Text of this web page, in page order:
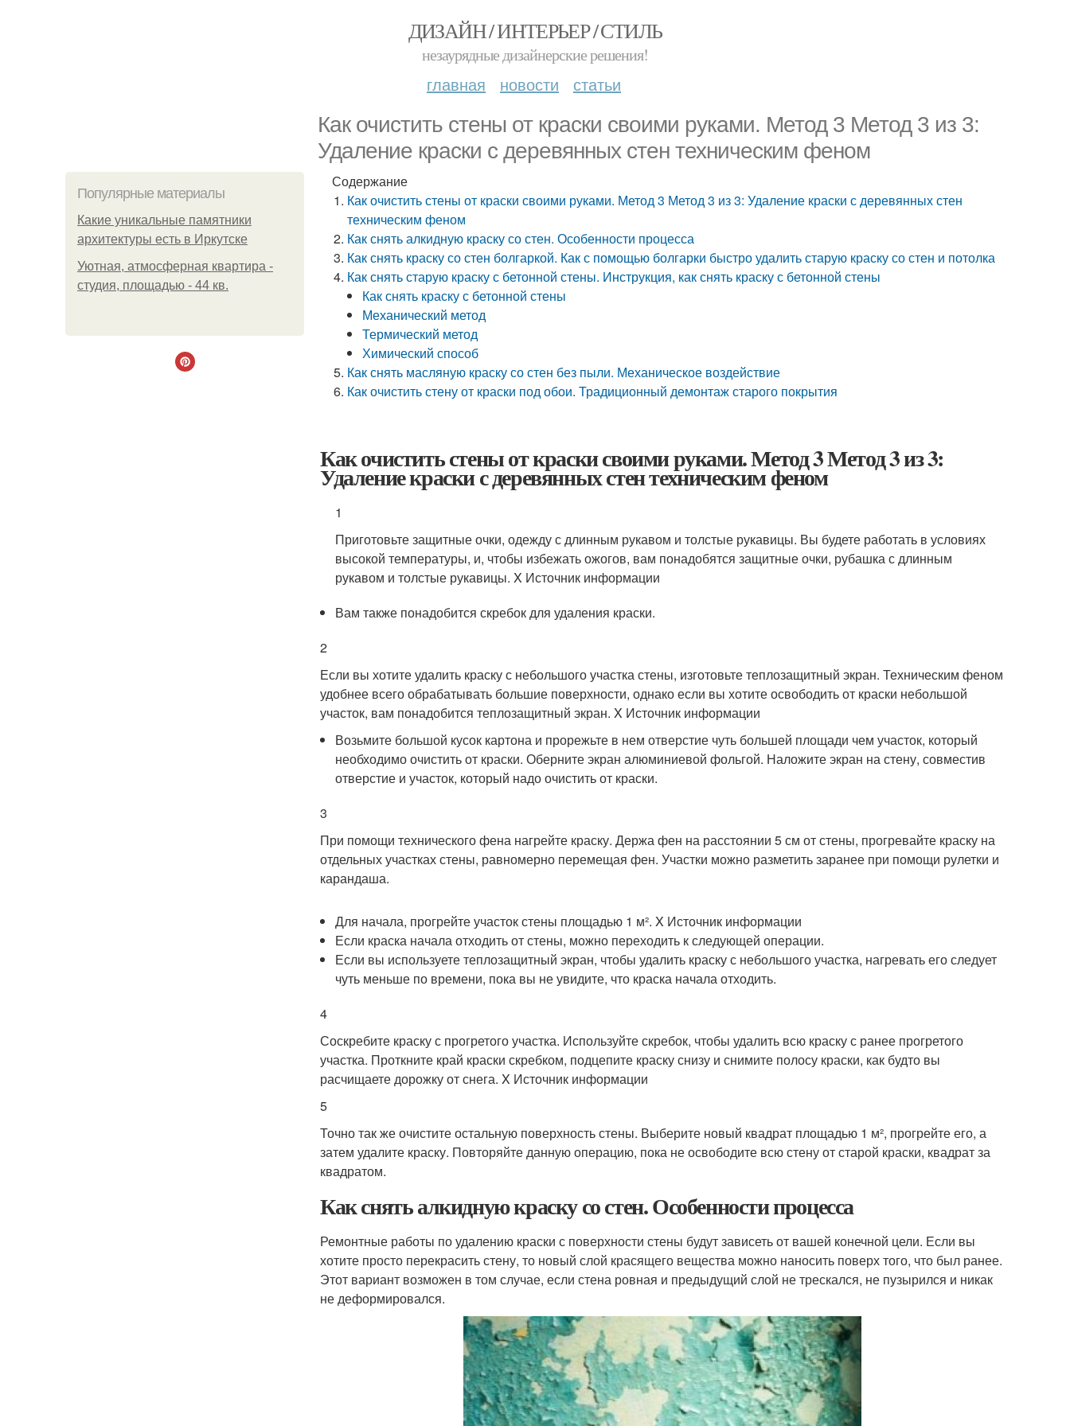
ДИЗАЙН / ИНТЕРЬЕР / СТИЛЬ
незаурядные дизайнерские решения!
главная новости статьи
Как очистить стены от краски своими руками. Метод 3 Метод 3 из 3:
Удаление краски с деревянных стен техническим феном
Популярные материалы
Какие уникальные памятники
архитектуры есть в Иркутске
Уютная, атмосферная квартира -
студия, площадью - 44 кв.
Содержание
Как очистить стены от краски своими руками. Метод 3 Метод 3 из 3: Удаление краски с деревянных стен
техническим феном
Как снять алкидную краску со стен. Особенности процесса
Как снять краску со стен болгаркой. Как с помощью болгарки быстро удалить старую краску со стен и потолка
Как снять старую краску с бетонной стены. Инструкция, как снять краску с бетонной стены
Как снять краску с бетонной стены
Механический метод
Термический метод
Химический способ
Как снять масляную краску со стен без пыли. Механическое воздействие
Как очистить стену от краски под обои. Традиционный демонтаж старого покрытия
Как очистить стены от краски своими руками. Метод 3 Метод 3 из 3:
Удаление краски с деревянных стен техническим феном
1
Приготовьте защитные очки, одежду с длинным рукавом и толстые рукавицы. Вы будете работать в условиях
высокой температуры, и, чтобы избежать ожогов, вам понадобятся защитные очки, рубашка с длинным
рукавом и толстые рукавицы. X Источник информации
Вам также понадобится скребок для удаления краски.
2
Если вы хотите удалить краску с небольшого участка стены, изготовьте теплозащитный экран. Техническим феном
удобнее всего обрабатывать большие поверхности, однако если вы хотите освободить от краски небольшой
участок, вам понадобится теплозащитный экран. X Источник информации
Возьмите большой кусок картона и прорежьте в нем отверстие чуть большей площади чем участок, который
необходимо очистить от краски. Оберните экран алюминиевой фольгой. Наложите экран на стену, совместив
отверстие и участок, который надо очистить от краски.
3
При помощи технического фена нагрейте краску. Держа фен на расстоянии 5 см от стены, прогревайте краску на
отдельных участках стены, равномерно перемещая фен. Участки можно разметить заранее при помощи рулетки и
карандаша.
Для начала, прогрейте участок стены площадью 1 м². X Источник информации
Если краска начала отходить от стены, можно переходить к следующей операции.
Если вы используете теплозащитный экран, чтобы удалить краску с небольшого участка, нагревать его следует
чуть меньше по времени, пока вы не увидите, что краска начала отходить.
4
Соскребите краску с прогретого участка. Используйте скребок, чтобы удалить всю краску с ранее прогретого
участка. Проткните край краски скребком, подцепите краску снизу и снимите полосу краски, как будто вы
расчищаете дорожку от снега. X Источник информации
5
Точно так же очистите остальную поверхность стены. Выберите новый квадрат площадью 1 м², прогрейте его, а
затем удалите краску. Повторяйте данную операцию, пока не освободите всю стену от старой краски, квадрат за
квадратом.
Как снять алкидную краску со стен. Особенности процесса
Ремонтные работы по удалению краски с поверхности стены будут зависеть от вашей конечной цели. Если вы
хотите просто перекрасить стену, то новый слой красящего вещества можно наносить поверх того, что был ранее.
Этот вариант возможен в том случае, если стена ровная и предыдущий слой не трескался, не пузырился и никак
не деформировался.